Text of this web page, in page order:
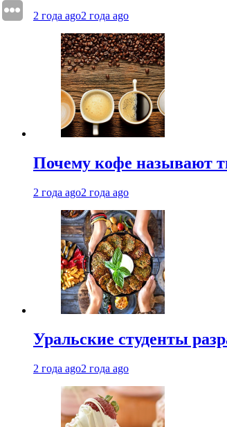
2 года ago2 года ago
Почему кофе называют
2 года ago2 года ago
Уральские студенты
2 года ago2 года ago